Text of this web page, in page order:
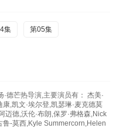
集 第05集
德芒热导演,主要演员有： 杰美·
,凯文·埃尔登,凯瑟琳·麦克德莫
迈德,沃伦·布朗,保罗·弗格森,Nick
鲁-莫西,Kyle Summercorn,Helen